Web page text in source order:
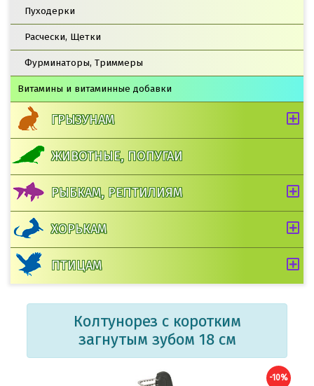
Пуходерки
Расчески, Щетки
Фурминаторы, Триммеры
Витамины и витаминные добавки
ГРЫЗУНАМ
ЖИВОТНЫЕ, ПОПУГАИ
РЫБКАМ, РЕПТИЛИЯМ
ХОРЬКАМ
ПТИЦАМ
Колтунорез с коротким
загнутым зубом 18 см
-10%